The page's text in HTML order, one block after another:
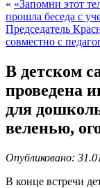
« «Запомни этот
прошла беседа с
Председатель
совместно с
В детском
проведена
для
веленью,
Опубликовано:
В конце встречи